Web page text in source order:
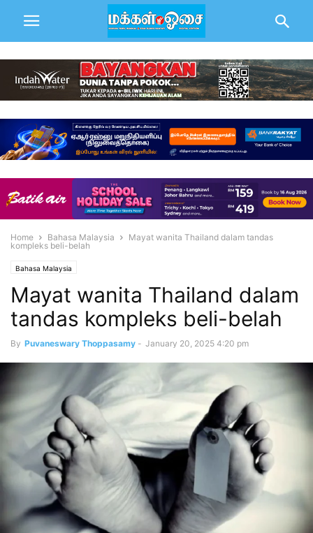
Home Bahasa Malaysia
Mayat wanita Thailand dalam tandas
kompleks beli-belah
Bahasa Malaysia
Mayat wanita Thailand dalam
tandas kompleks beli-belah
By Puvaneswary Thoppasamy - January 20, 2025 4:20 pm